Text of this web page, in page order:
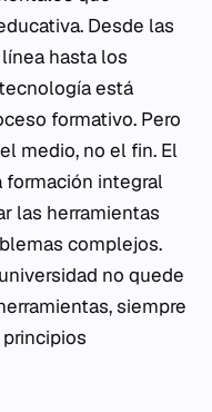
Desde las
hasta los
está
formativo. Pero
medio, no el fin. El
integral
las herramientas
complejos.
no quede
siempre